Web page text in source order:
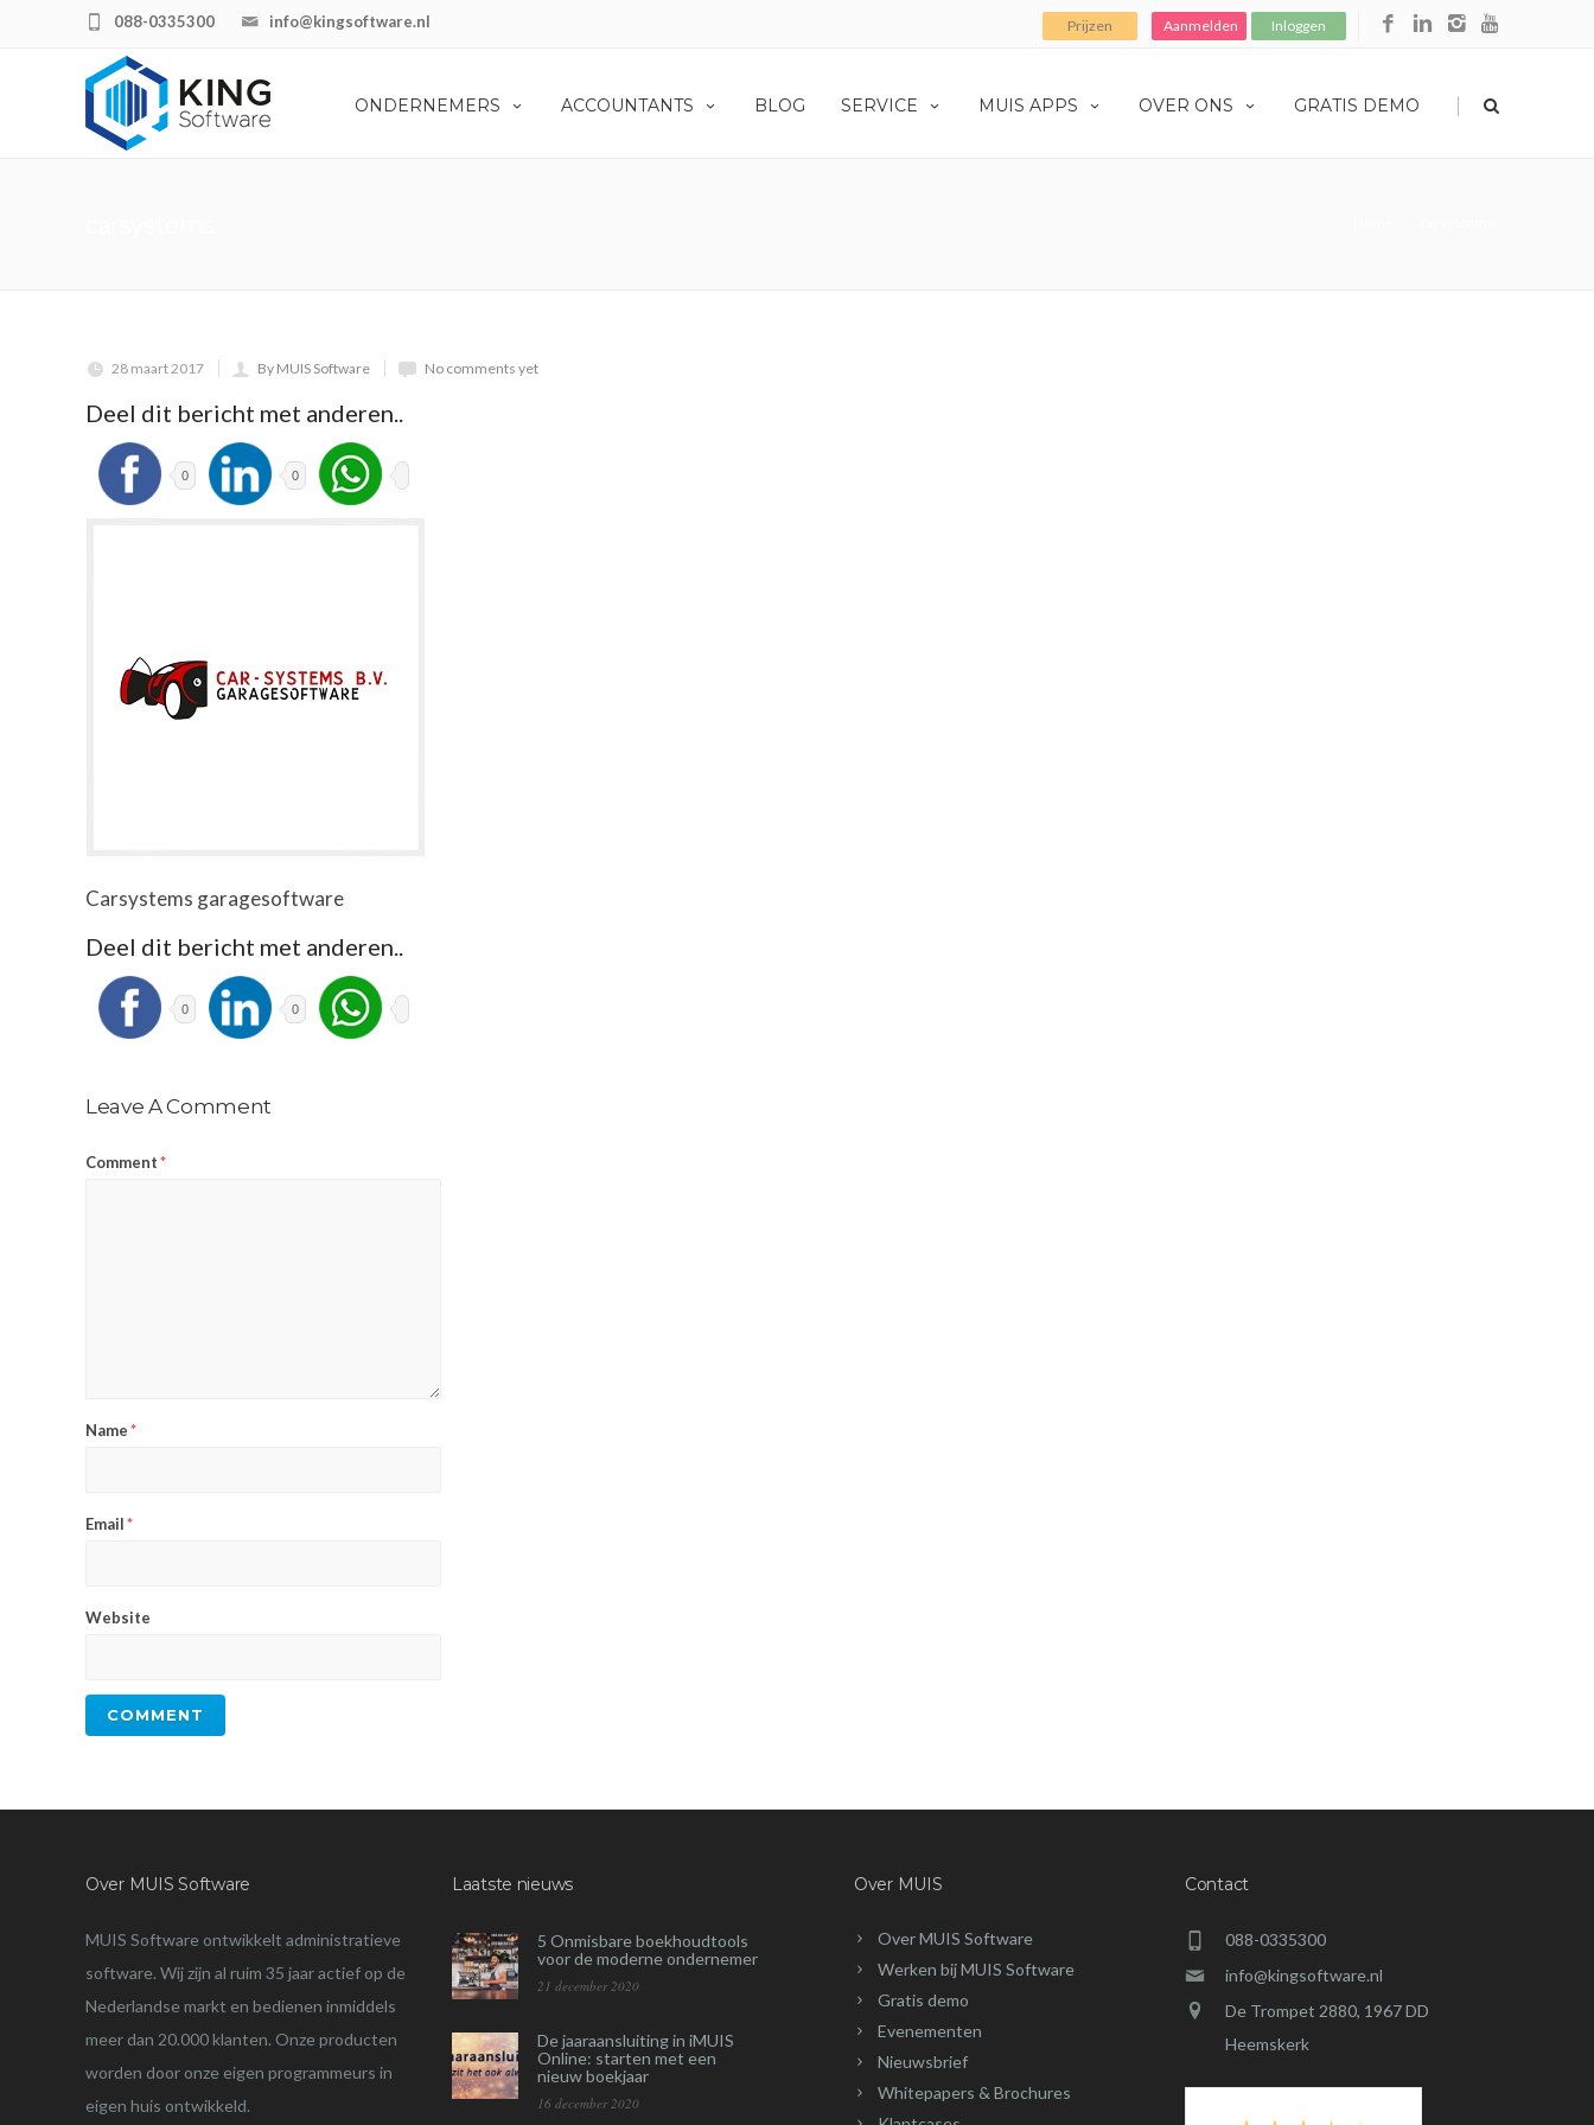
info@kingsoftware.nl
088-0335300 Prijzen Aanmelden Inloggen
ONDERNEMERS ACCOUNTANTS BLOG SERVICE MUIS APPS OVER ONS GRATIS DEMO |
28 maart 2017 By MUIS Software No comments yet
Deel dit bericht met anderen..
0 0
Carsystems garagesoftware
Deel dit bericht met anderen..
0 0
Leave A Comment
Comment*
Name*
Email*
Website
Over MUIS Software
MUIS Software ontwikkelt administratieve
software. Wij zijn al ruim 35 jaar actief op de
Nederlandse markt en bedienen inmiddels
meer dan 20.000 klanten. Onze producten
worden door onze eigen programmeurs in
eigen huis ontwikkeld.
Laatste nieuws
5 Onmisbare boekhoudtools
voor de moderne ondernemer
21 december 2020
De jaaraansluiting in iMUIS
Online: starten met een
nieuw boekjaar
16 december 2020
Over MUIS
Over MUIS Software
Werken bij MUIS Software
Gratis demo
Evenementen
Nieuwsbrief
Whitepapers & Brochures
Contact
088-0335300
info@kingsoftware.nl
De Trompet 2880, 1967 DD
Heemskerk